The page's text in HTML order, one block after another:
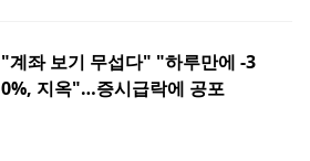
"계좌 보기 무섭다" "하루만에 -3
0%, 지옥"…증시급락에 공포